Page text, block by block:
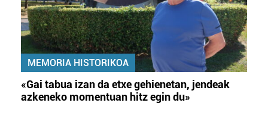
MEMORIA HISTORIKOA
«Gai tabua izan da etxe gehienetan, jendeak
azkeneko momentuan hitz egin du»